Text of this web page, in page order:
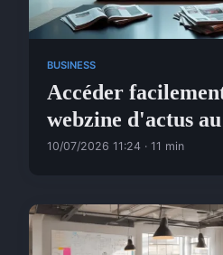
BUSINESS
Accéder
webzine d'actus
10/07/2026 11:24 · 11 min